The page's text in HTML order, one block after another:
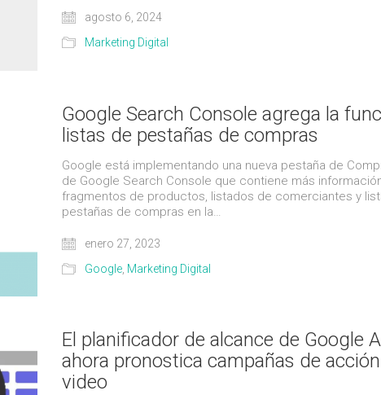
agosto 6, 2024
Marketing Digital
Google Search Console agrega la
listas de pestañas de compras
Google está implementando una nueva pestaña de
de Google Search Console que contiene más
fragmentos de productos, listados de comerciantes y
pestañas de compras en la…
enero 27, 2023
Google Marketing Digital
El planificador de alcance de Google
ahora pronostica campañas de
video